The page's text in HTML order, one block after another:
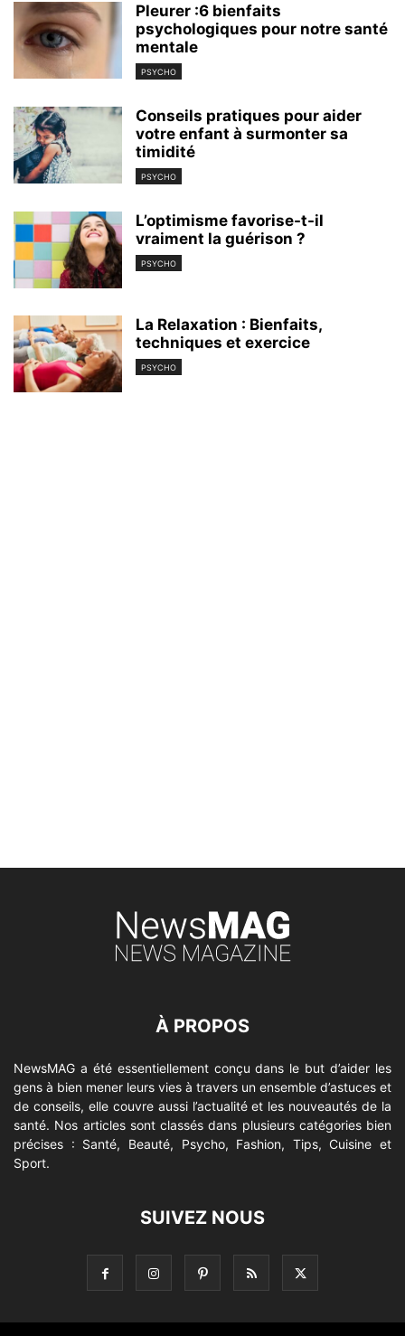
Pleurer :6 bienfaits
psychologiques pour notre santé
mentale
PSYCHO
Conseils pratiques pour aider
votre enfant à surmonter sa
timidité
PSYCHO
L’optimisme favorise-t-il
vraiment la guérison ?
PSYCHO
La Relaxation : Bienfaits,
techniques et exercice
PSYCHO
À PROPOS
NewsMAG a été essentiellement conçu dans le but d’aider les
gens à bien mener leurs vies à travers un ensemble d’astuces et
de conseils, elle couvre aussi l’actualité et les nouveautés de la
santé. Nos articles sont classés dans plusieurs catégories bien
précises : Santé, Beauté, Psycho, Fashion, Tips, Cuisine et
Sport.
SUIVEZ NOUS